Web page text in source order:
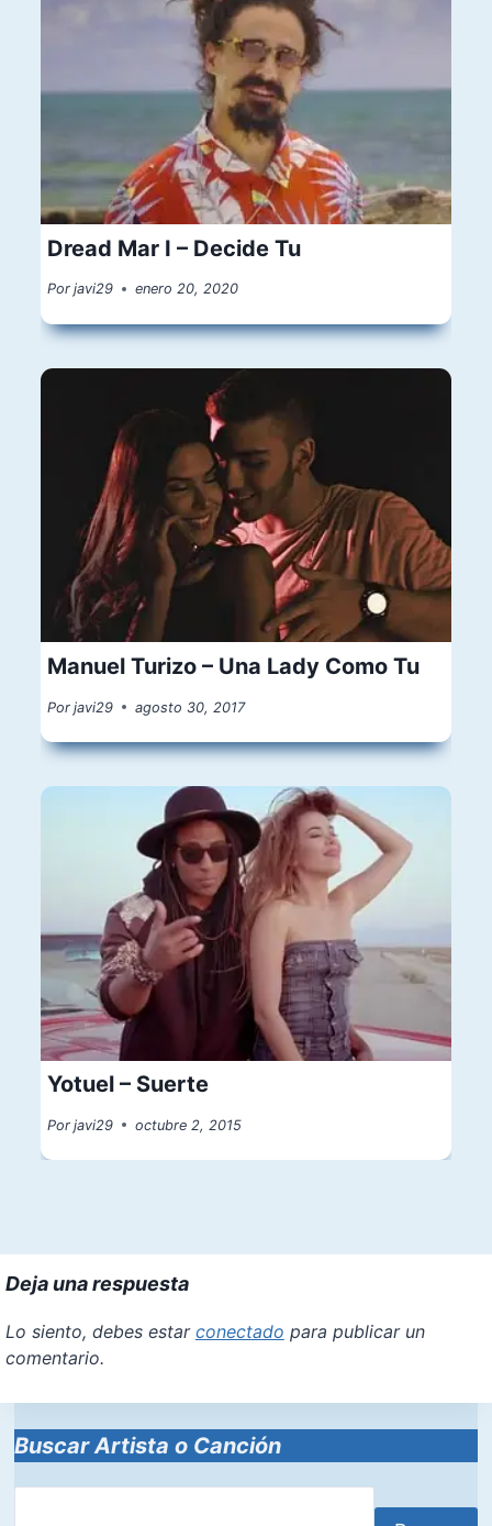
Dread Mar I – Decide Tu
Por javi29 enero 20, 2020
Manuel Turizo – Una Lady Como Tu
Por javi29 agosto 30, 2017
Yotuel – Suerte
Por javi29 octubre 2, 2015
Deja una respuesta
Lo siento, debes estar conectado para publicar un
comentario.
Buscar Artista o Canción